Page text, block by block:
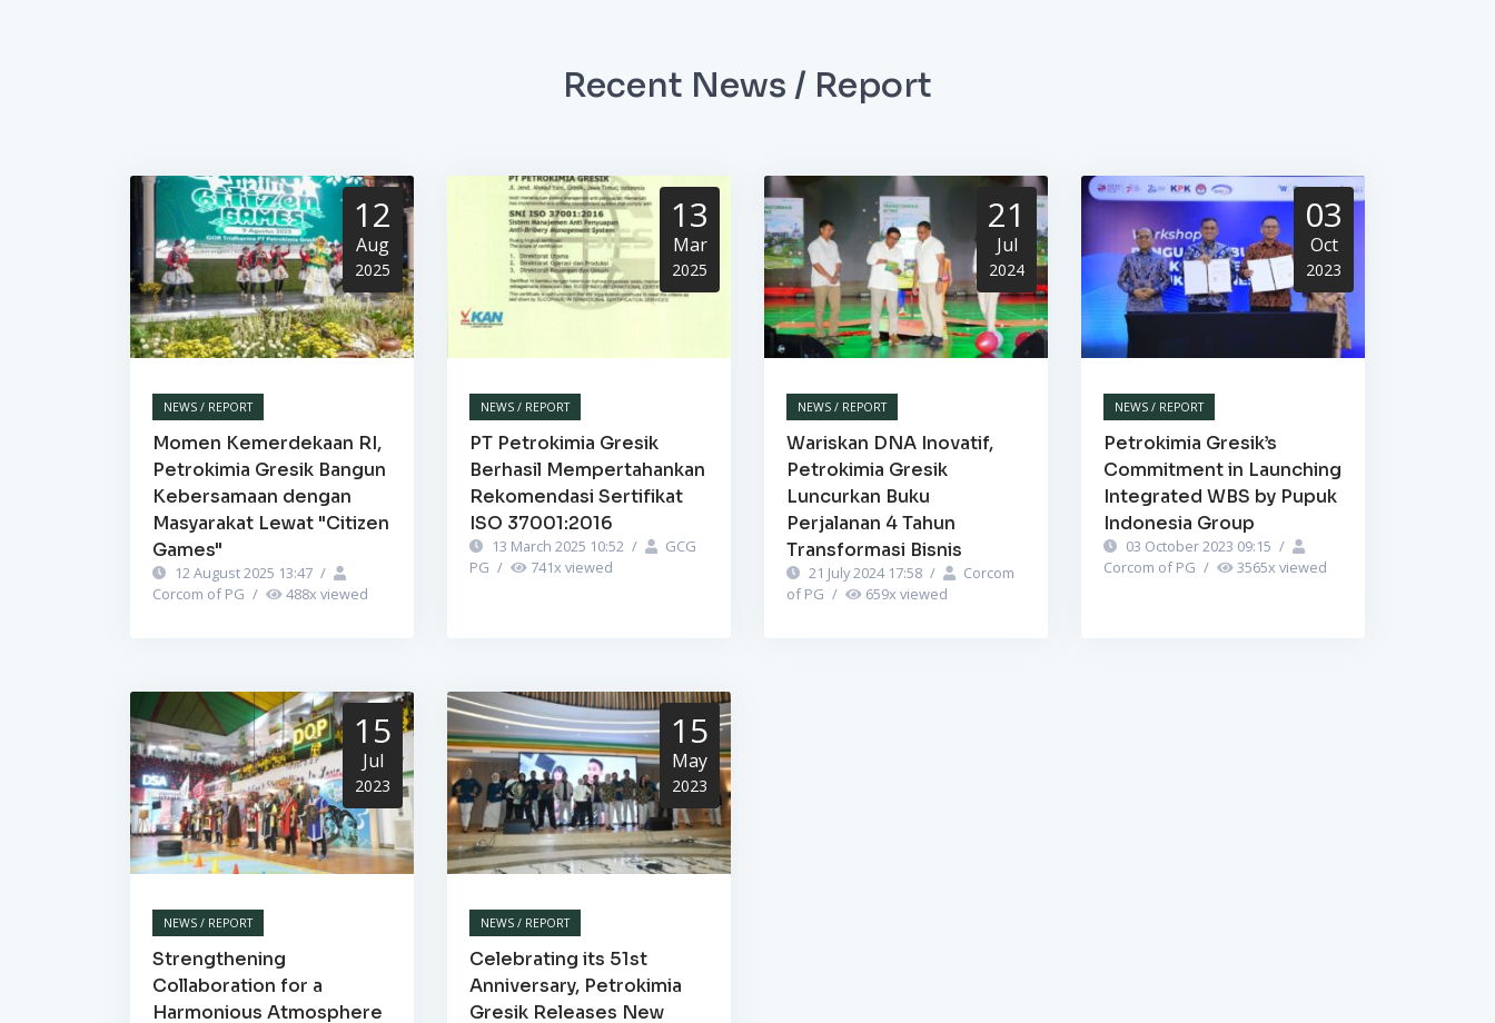
Recent News / Report
12
Aug
2025
NEWS / REPORT
Momen Kemerdekaan RI,
Petrokimia Gresik Bangun
Kebersamaan dengan
Masyarakat Lewat "Citizen
Games"
12 August 2025 13:47 /
Corcom of PG / 488x viewed
13
Mar
2025
NEWS / REPORT
PT Petrokimia Gresik
Berhasil Mempertahankan
Rekomendasi Sertifikat
ISO 37001:2016
13 March 2025 10:52 /
GCG
PG / 741x viewed
21
Jul
2024
NEWS / REPORT
Wariskan DNA Inovatif,
Petrokimia Gresik
Luncurkan Buku
Perjalanan 4 Tahun
Transformasi Bisnis
21 July 2024 17:58 /
Corcom
of PG / 659x viewed
03
Oct
2023
NEWS / REPORT
Petrokimia Gresik’s
Commitment in Launching
Integrated WBS by Pupuk
Indonesia Group
03 October 2023 09:15 /
Corcom of PG / 3565x viewed
15
Jul
2023
NEWS / REPORT
Strengthening
Collaboration for a
Harmonious Atmosphere
15
May
2023
NEWS / REPORT
Celebrating its 51st
Anniversary, Petrokimia
Gresik Releases New